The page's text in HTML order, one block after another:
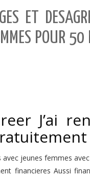
ET
POUR
J’ai
jeunes femmes
financieres Aussi